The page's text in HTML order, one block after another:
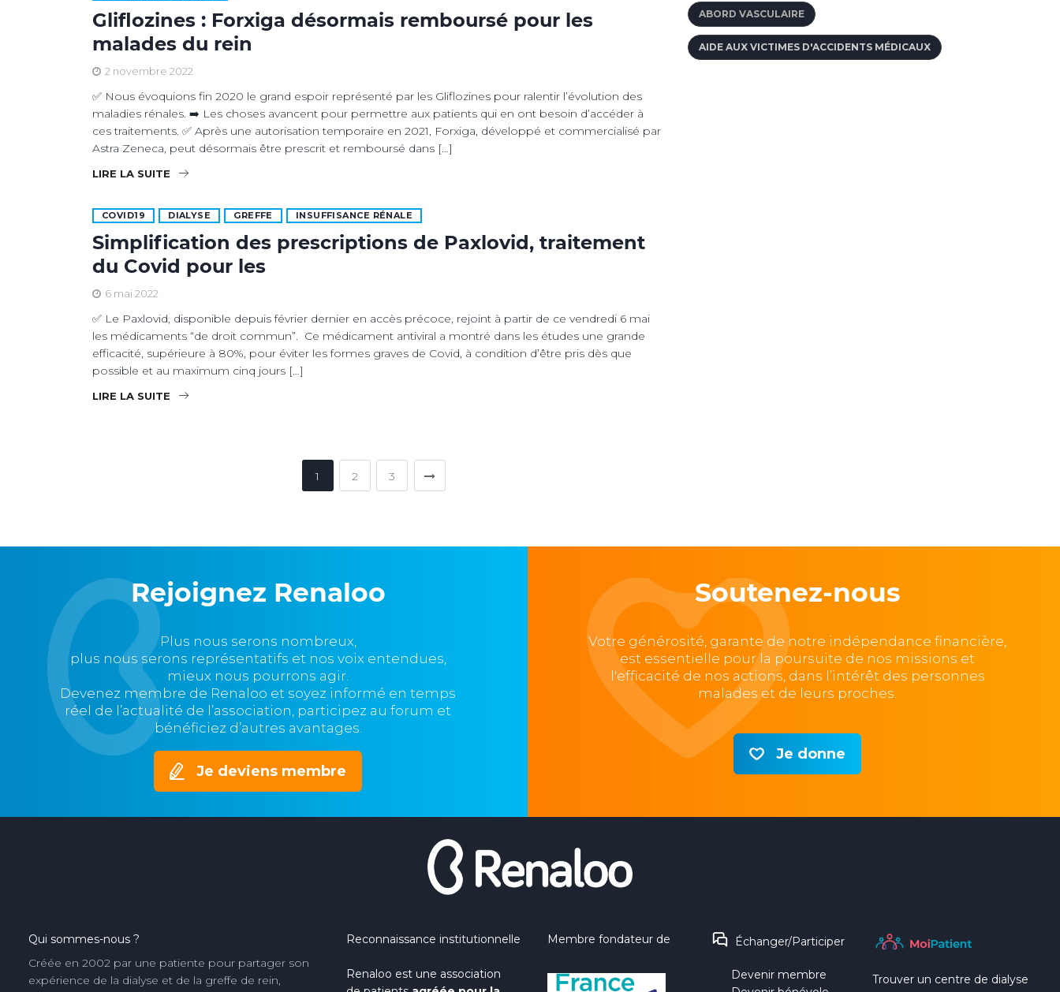
Gliflozines : Forxiga désormais remboursé pour les
malades du rein
2 novembre 2022
✅ Nous évoquions fin 2020 le grand espoir représenté par les Gliflozines pour ralentir l’évolution des
maladies rénales. ➡️ Les choses avancent pour permettre aux patients qui en ont besoin d’accéder à
ces traitements. ✅ Après une autorisation temporaire en 2021, Forxiga, développé et commercialisé par
Astra Zeneca, peut désormais être prescrit et remboursé dans […]
LIRE LA SUITE
COVID19 DIALYSE GREFFE INSUFFISANCE RÉNALE
Simplification des prescriptions de Paxlovid, traitement
du Covid pour les
6 mai 2022
✅ Le Paxlovid, disponible depuis février dernier en accès précoce, rejoint à partir de ce vendredi 6 mai
les médicaments “de droit commun”. Ce médicament antiviral a montré dans les études une grande
efficacité, supérieure à 80%, pour éviter les formes graves de Covid, à condition d’être pris dès que
possible et au maximum cinq jours […]
LIRE LA SUITE
1 2 3
ABORD VASCULAIRE
AIDE AUX VICTIMES D'ACCIDENTS MÉDICAUX
Rejoignez Renaloo
Plus nous serons nombreux,
plus nous serons représentatifs et nos voix entendues,
mieux nous pourrons agir.
Devenez membre de Renaloo et soyez informé en temps
réel de l’actualité de l’association, participez au forum et
bénéficiez d’autres avantages.
Je deviens membre
Soutenez-nous
Votre générosité, garante de notre indépendance financière,
est essentielle pour la poursuite de nos missions et
l'efficacité de nos actions, dans l’intérêt des personnes
malades et de leurs proches.
Je donne
Qui sommes-nous ?
Créée en 2002 par une patiente pour partager son
expérience de la dialyse et de la greffe de rein,
Reconnaissance institutionnelle
Renaloo est une association
Membre fondateur de Échanger/Participer
Devenir membre
Trouver un centre de dialyse